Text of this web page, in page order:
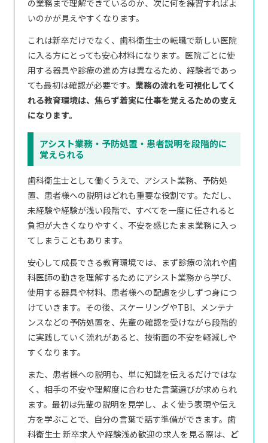
の業務まで理解できているのか、次に何を練習すればよ
いのかが見えやすくなります。
これは新卒だけでなく、歯科衛生士の転職で新しい医院
に入る方にとっても安心材料になります。医院ごとに使
用する器具や診療の進め方は異なるため、経験者であっ
ても最初は確認が必要です。業務の流れを可視化してく
れる教育環境は、焦らず着実に仕事を覚えるための支え
になります。
アシスト業務・予防処置・患者説明を段階的に
覚えられる
歯科衛生士として働くうえで、アシスト業務、予防処
置、患者様への説明はどれも重要な役割です。ただし、
未経験や経験が浅い段階で、すべてを一度に任されると
負担が大きくなりやすく、不安を感じたまま業務に入っ
てしまうこともあります。
安心して成長できる教育環境では、まず診療の流れや歯
科医師の動きを理解するためにアシスト業務から学び、
使用する器具や材料、患者様への配慮を少しずつ身につ
けていきます。その後、スケーリングやTBI、メンテナ
ンスなどの予防処置を、先輩の確認を受けながら段階的
に実践していく流れがあると、技術面の不安を軽減しや
すくなります。
また、患者様への説明も、単に知識を伝えるだけではな
く、相手の不安や理解度に合わせた言葉選びが求められ
ます。最初は先輩の説明を見学し、よく使う表現や伝え
方を学ぶことで、自分の言葉で話す準備ができます。歯
科衛生士 新卒求人や経験浅め歓迎の求人を見る際は、 ど